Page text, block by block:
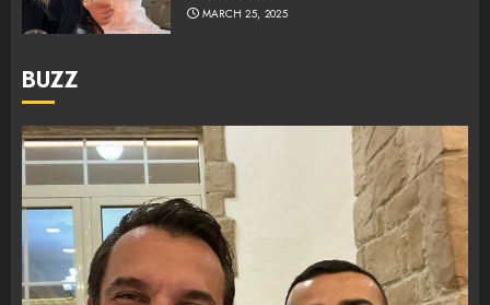
MARCH 25, 2025
BUZZ